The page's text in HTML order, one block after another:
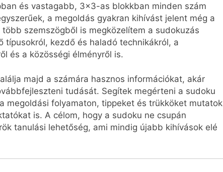
és vastagabb, 3×3-as blokkban minden szám
a megoldás gyakran kihívást jelent még a
szemszögből is megközelítem a sudokuzás
típusokról, kezdő és haladó technikákról, a
és a közösségi élményről is.
majd a számára hasznos információkat, akár
tudását. Segítek megérteni a sudoku
megoldási folyamaton, tippeket és trükköket mutatok
is. A célom, hogy a sudoku ne csupán
tanulási lehetőség, ami mindig újabb kihívások elé